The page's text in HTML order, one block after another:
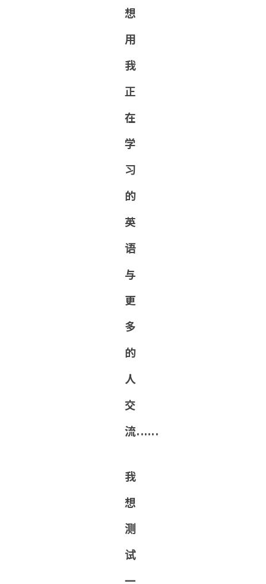
想
用
我
正
在
学
习
的
英
语
与
更
多
的
人
交
流......
我
想
测
试
一